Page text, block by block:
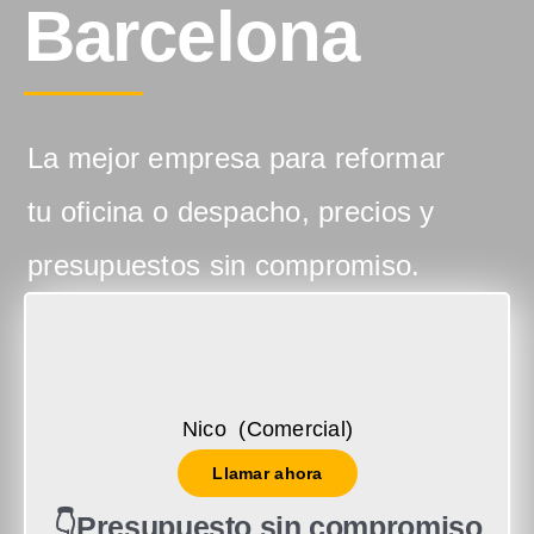
Barcelona
La mejor empresa para reformar
tu oficina o despacho, precios y
presupuestos sin compromiso.
Nico (Comercial)
Llamar ahora
👇Presupuesto sin compromiso